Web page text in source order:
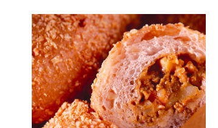
オーソドックスなくるみパンは、く
るみユーザーならおさえておきたい
基本レシピ！様々なお料理にも活用
できます♪